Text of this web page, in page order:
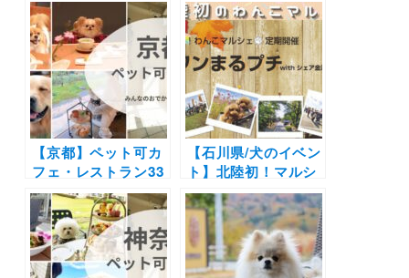
開催！愛犬と大観覧
車にも♪「第28回 わ
んマル各務原inオア
シスパーク」（河川
環境楽園オアシスパ
ーク）3/13開催！
のお泊まり写真レポ
や口コミも | 大切な
ペットと特別な旅行
を楽しもう♪
【京都】ペット可カ
フェ・レストラン33
選！店内OKの和菓
子店やドッグラン付
きのカフェまとめ｜
実際のおでかけレポ
ート付き
【石川県/犬のイベン
ト】北陸初！マルシ
ェやドッグランも！
「ワンまるプチwith
シェア金沢」（シェ
ア金沢敷地内）
11/6・7開催